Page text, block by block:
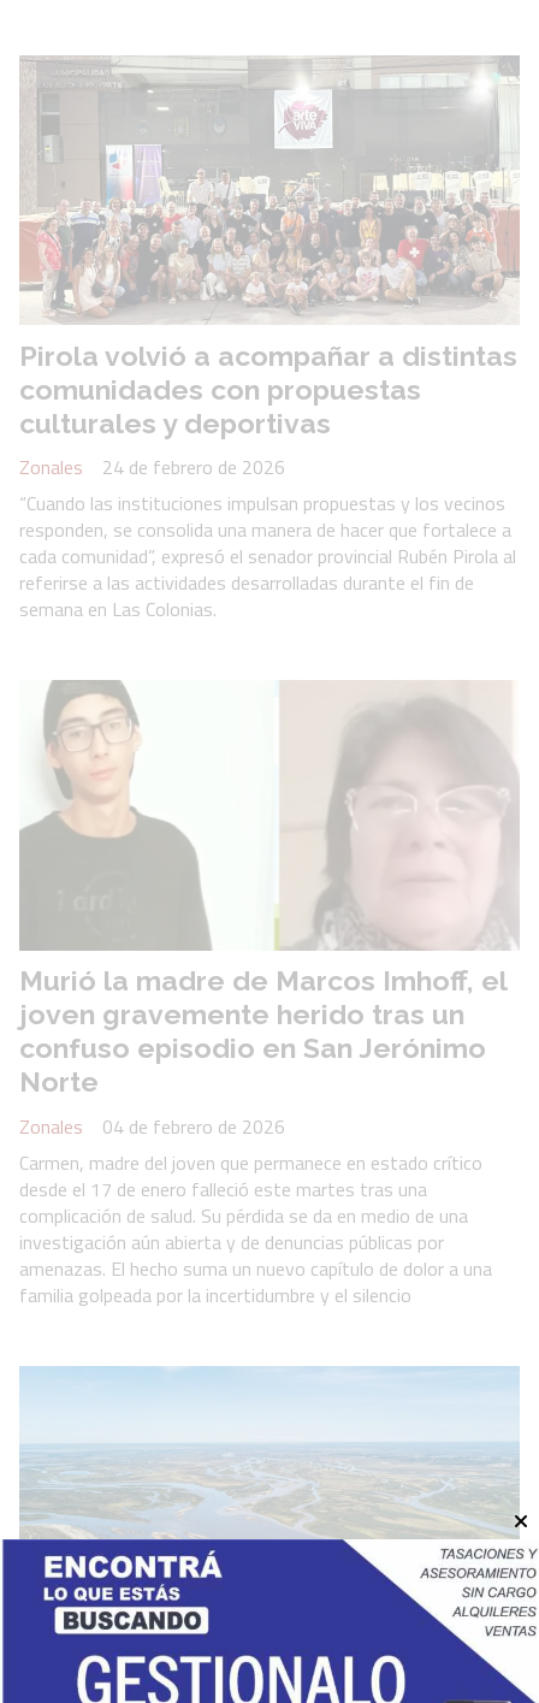
Pirola volvió a acompañar a distintas
comunidades con propuestas
culturales y deportivas
Zonales
24 de febrero de 2026
“Cuando las instituciones impulsan propuestas y los vecinos
responden, se consolida una manera de hacer que fortalece a
cada comunidad”, expresó el senador provincial Rubén Pirola al
referirse a las actividades desarrolladas durante el fin de
semana en Las Colonias.
Murió la madre de Marcos Imhoff, el
joven gravemente herido tras un
confuso episodio en San Jerónimo
Norte
Zonales
04 de febrero de 2026
Carmen, madre del joven que permanece en estado crítico
desde el 17 de enero falleció este martes tras una
complicación de salud. Su pérdida se da en medio de una
investigación aún abierta y de denuncias públicas por
amenazas. El hecho suma un nuevo capítulo de dolor a una
familia golpeada por la incertidumbre y el silencio
Río Paraná: Provincia prevé una